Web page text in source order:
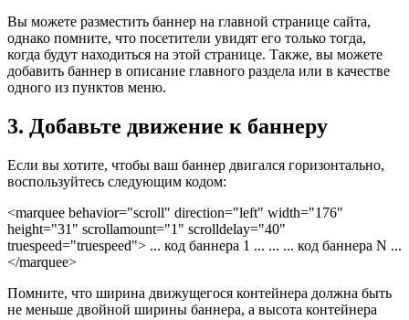
Вы можете разместить баннер на главной странице сайта,
однако помните, что посетители увидят его только тогда,
когда будут находиться на этой странице. Также, вы можете
добавить баннер в описание главного раздела или в качестве
одного из пунктов меню.
3. Добавьте движение к баннеру
Если вы хотите, чтобы ваш баннер двигался горизонтально,
воспользуйтесь следующим кодом:
<marquee behavior="scroll" direction="left" width="176"
height="31" scrollamount="1" scrolldelay="40"
truespeed="truespeed"> ... код баннера 1 ... ... ... код баннера N ...
</marquee>
Помните, что ширина движущегося контейнера должна быть
не меньше двойной ширины баннера, а высота контейнера